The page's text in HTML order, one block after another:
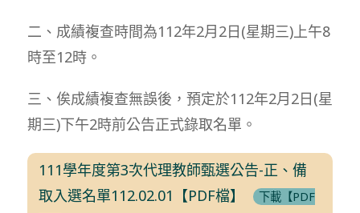
二、成績複查時間為112年2月2日(星期三)上午8
時至12時。
三、俟成績複查無誤後，預定於112年2月2日(星
期三)下午2時前公告正式錄取名單。
111學年度第3次代理教師甄選公告-正、備
取入選名單112.02.01【PDF檔】
下載【PDF